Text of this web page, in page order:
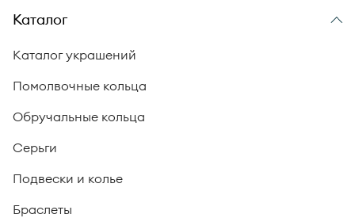
Каталог
Каталог украшений
Помолвочные кольца
Обручальные кольца
Серьги
Подвески и колье
Браслеты